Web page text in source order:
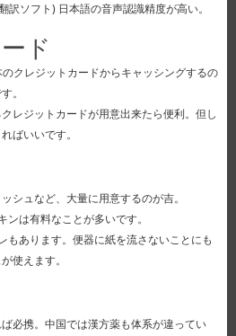
ソフト) 日本語の音声認識精度が高い。
ド
クレジットカードからキャッシングするの
。
レジットカードが用意出来たら便利。但し
ばいいです。
シュなど、大量に用意するのが吉。
は有料なことが多いです。
もあります。便器に紙を流さないことにも
使えます。
必携。中国では漢方薬も体系が違ってい